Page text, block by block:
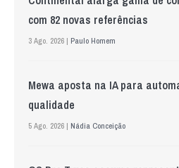
com 82 novas referências
3 Ago. 2026 | Paulo Homem
Mewa aposta na IA para
qualidade
5 Ago. 2026 | Nádia Conceição